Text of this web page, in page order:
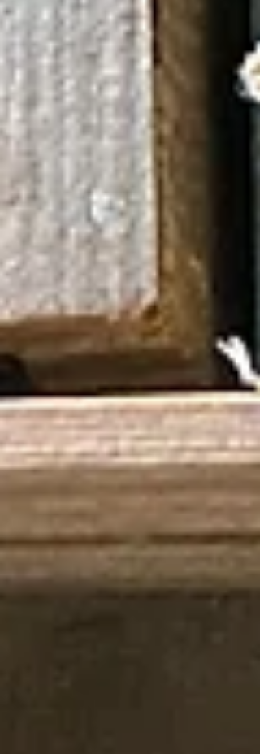
y trouver notre jus de pommes et de poires
artisanal. Nous nous ferons un plaisir de vous y
croiser! L'équipe éducative des Alizés.